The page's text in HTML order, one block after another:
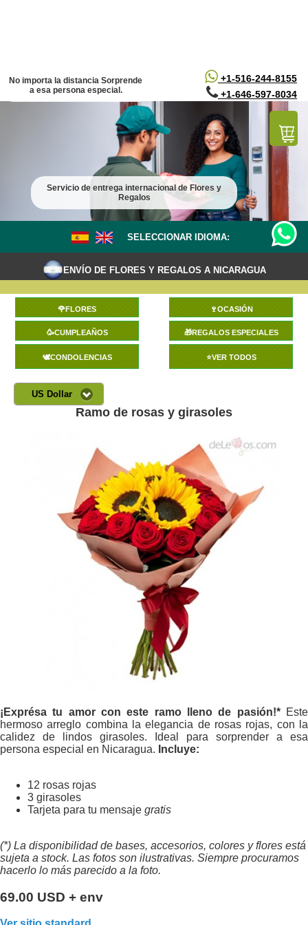
+1-516-244-8155
+1-646-597-8034
No importa la distancia Sorprende
a esa persona especial.
Servicio de entrega internacional de Flores y
Regalos
SELECCIONAR IDIOMA:
ENVÍO DE FLORES Y REGALOS A NICARAGUA
🌹FLORES 🍷OCASIÓN
🥳CUMPLEAÑOS 🎁REGALOS ESPECIALES
🕊️CONDOLENCIAS ⭐VER TODOS
US Dollar
Ramo de rosas y girasoles
¡Exprésa tu amor con este ramo lleno de pasión!* Este
hermoso arreglo combina la elegancia de rosas rojas, con la
calidez de lindos girasoles. Ideal para sorprender a esa
persona especial en Nicaragua. Incluye:
12 rosas rojas
3 girasoles
Tarjeta para tu mensaje gratis
(*) La disponibilidad de bases, accesorios, colores y flores está
sujeta a stock. Las fotos son ilustrativas. Siempre procuramos
hacerlo lo más parecido a la foto.
69.00 USD + env